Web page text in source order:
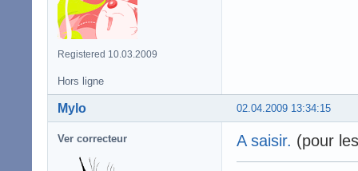
Registered 10.03.2009
Hors ligne
02.04.2009 13:34:15
Mylo
Ver correcteur A saisir. (pour